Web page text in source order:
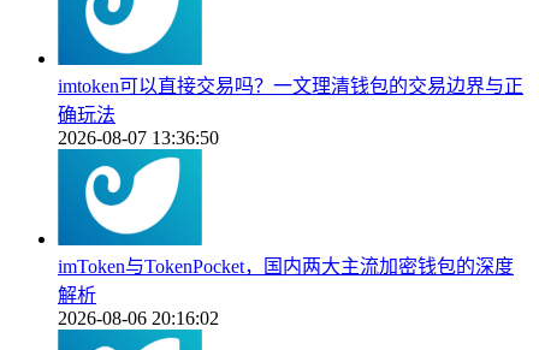
imtoken可以直接交易吗？一文理清钱包的交易边界与正
确玩法
2026-08-07 13:36:50
imToken与TokenPocket，国内两大主流加密钱包的深度
解析
2026-08-06 20:16:02